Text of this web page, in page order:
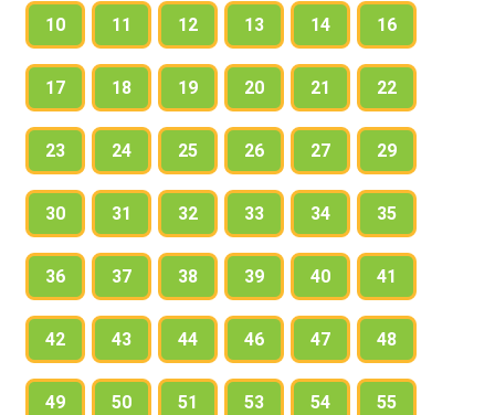
10 11 12 13 14 16
17 18 19 20 21 22
23 24 25 26 27 29
30 31 32 33 34 35
36 37 38 39 40 41
42 43 44 46 47 48
49 50 51 53 54 55